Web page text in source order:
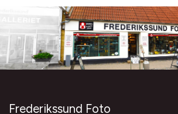
Frederikssund Foto